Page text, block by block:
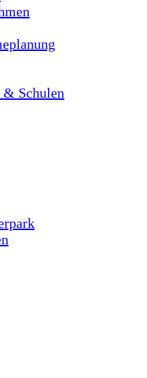
& Schulen